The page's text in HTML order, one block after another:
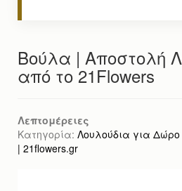
Βούλα | Αποστολή
από το 21Flowers
Λεπτομέρειες
Κατηγορία: Λουλούδια για
| 21flowers.gr